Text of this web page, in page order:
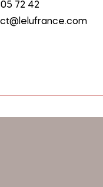
72 42